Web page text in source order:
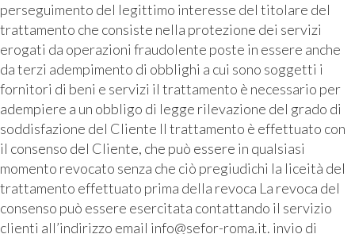
perseguimento del legittimo interesse del titolare del
trattamento che consiste nella protezione dei servizi
erogati da operazioni fraudolente poste in essere anche
da terzi adempimento di obblighi a cui sono soggetti i
fornitori di beni e servizi il trattamento è necessario per
adempiere a un obbligo di legge rilevazione del grado di
soddisfazione del Cliente Il trattamento è effettuato con
il consenso del Cliente, che può essere in qualsiasi
momento revocato senza che ciò pregiudichi la liceità del
trattamento effettuato prima della revoca La revoca del
consenso può essere esercitata contattando il servizio
clienti all’indirizzo email info@sefor-roma.it. invio di